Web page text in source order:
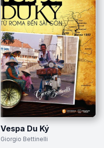
Vespa Du Ký
Giorgio Bettinelli